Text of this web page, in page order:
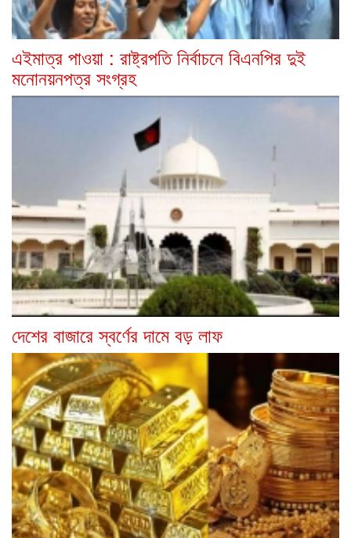
এইমাত্র পাওয়া : রাষ্ট্রপতি নির্বাচনে বিএনপির দুই
মনোনয়নপত্র সংগ্রহ
দেশের বাজারে স্বর্ণের দামে বড় লাফ